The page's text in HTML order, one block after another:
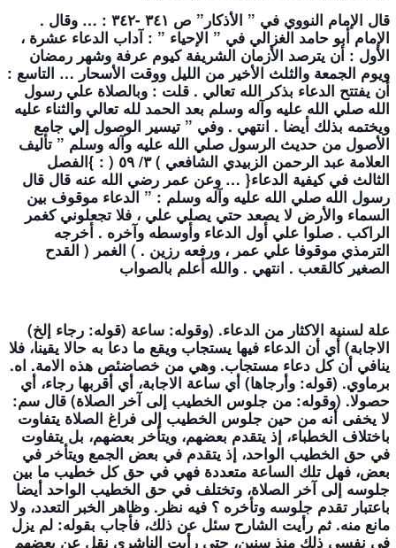
. ﻗﺎﻝ ﺍﻹﻣﺎﻡ ﺍﻟﻨﻮﻭﻱ ﻓﻲ ” ﺍﻷﺫﻛﺎﺭ” ﺹ ٣٤١ -٣٤٢ : … ﻭﻗﺎﻝ
ﺍﻹﻣﺎﻡ ﺃﺑﻮ ﺣﺎﻣﺪ ﺍﻟﻐﺰﺍﻟﻲ ﻓﻲ ” ﺍﻹﺣﻴﺎﺀ ” :ﺁﺩﺍﺏ ﺍﻟﺪﻋﺎﺀ ﻋﺸﺮﺓ ،
ﺍﻷﻭﻝ : ﺃﻥ ﻳﺘﺮﺻﺪ ﺍﻷﺯﻣﺎﻥ ﺍﻟﺸﺮﻳﻔﺔ ﻛﻴﻮﻡ ﻋﺮﻓﺔ ﻭﺷﻬﺮ ﺭﻣﻀﺎﻥ
ﻭﻳﻮﻡ ﺍﻟﺠﻤﻌﺔ ﻭﺍﻟﺜﻠﺚ ﺍﻷﺧﻴﺮ ﻣﻦ ﺍﻟﻠﻴﻞ ﻭﻭﻗﺖ ﺍﻷﺳﺤﺎﺭ … ﺍﻟﺘﺎﺳﻊ :
ﺃﻥ ﻳﻔﺘﺘﺢ ﺍﻟﺪﻋﺎﺀ ﺑﺬﻛﺮ ﺍﻟﻠﻪ ﺗﻌﺎﻟﻲ . ﻗﻠﺖ : ﻭﺑﺎﻟﺼﻼﺓ ﻋﻠﻲ ﺭﺳﻮﻝ
ﺍﻟﻠﻪ ﺻﻠﻲ ﺍﻟﻠﻪ ﻋﻠﻴﻪ ﻭﺁﻟﻪ ﻭﺳﻠﻢ ﺑﻌﺪ ﺍﻟﺤﻤﺪ ﻟﻠﻪ ﺗﻌﺎﻟﻲ ﻭﺍﻟﺜﻨﺎﺀ ﻋﻠﻴﻪ
ﻭﻳﺨﺘﻤﻪ ﺑﺬﻟﻚ ﺃﻳﻀﺎ . ﺍﻧﺘﻬﻲ. ﻭﻓﻲ ” ﺗﻴﺴﻴﺮ ﺍﻟﻮﺻﻮﻝ ﺇﻟﻲ ﺟﺎﻣﻊ
ﺍﻷﺻﻮﻝ ﻣﻦ ﺣﺪﻳﺚ ﺍﻟﺮﺳﻮﻝ ﺻﻠﻲ ﺍﻟﻠﻪ ﻋﻠﻴﻪ ﻭﺁﻟﻪ ﻭﺳﻠﻢ ” ﺗﺄﻟﻴﻒ
ﺍﻟﻌﻼﻣﺔ ﻋﺒﺪ ﺍﻟﺮﺣﻤﻦ ﺍﻟﺰﺑﻴﺪﻱ ﺍﻟﺸﺎﻓﻌﻲ )٣/ ٥٩ ( : }ﺍﻟﻔﺼﻞ
ﺍﻟﺜﺎﻟﺚ ﻓﻲ ﻛﻴﻔﻴﺔ ﺍﻟﺪﻋﺎﺀ{ … ﻭﻋﻦ ﻋﻤﺮ ﺭﺿﻲ ﺍﻟﻠﻪ ﻋﻨﻪ ﻗﺎﻝ ﻗﺎﻝ
ﺭﺳﻮﻝ ﺍﻟﻠﻪ ﺻﻠﻲ ﺍﻟﻠﻪ ﻋﻠﻴﻪ ﻭﺁﻟﻪ ﻭﺳﻠﻢ : ” ﺍﻟﺪﻋﺎﺀ ﻣﻮﻗﻮﻑ ﺑﻴﻦ
ﺍﻟﺴﻤﺎﺀ ﻭﺍﻷﺭﺽ ﻻ ﻳﺼﻌﺪ ﺣﺘﻲ ﻳﺼﻠﻲ ﻋﻠﻲ ، ﻓﻼ ﺗﺠﻌﻠﻮﻧﻲ ﻛﻐﻤﺮ
ﺍﻟﺮﺍﻛﺐ .ﺻﻠﻮﺍ ﻋﻠﻲ ﺃﻭﻝ ﺍﻟﺪﻋﺎﺀ ﻭﺃﻭﺳﻄﻪ ﻭﺁﺧﺮﻩ . ﺃﺧﺮﺟﻪ
ﺍﻟﺘﺮﻣﺬﻱ ﻣﻮﻗﻮﻓﺎ ﻋﻠﻲ ﻋﻤﺮ ، ﻭﺭﻓﻌﻪ ﺭﺯ ﻳﻦ . ) ﺍﻟﻐﻤﺮ ( ﺍﻟﻘﺪﺡ
ﺍﻟﺼﻐﻴﺮ ﻛﺎﻟﻘﻌﺐ . ﺍﻧﺘﻬﻲ . ﻭﺍﻟﻠﻪ ﺃﻋﻠﻢ ﺑﺎﻟﺼﻮﺍﺏ
(قوله: رجاء إلخ) علة لسنية الاكثار من الدعاء. (وقوله: ساعة
الاجابة) أي أن الدعاء فيها يستجاب ويقع ما دعا به حالا يقينا، فلا
ينافي أن كل دعاء مستجاب. وهي من خصاضئص هذه الامة. اه.
برماوي. (قوله: وأرجاها) أي ساعة الاجابة، أي أقربها رجاء، أي
حصولا. (وقوله: من جلوس الخطيب إلى آخر الصلاة) قال سم:
لا يخفى أنه من حين جلوس الخطيب إلى فراغ الصلاة يتفاوت
باختلاف الخطباء، إذ يتقدم بعضهم، ويتأخر بعضهم، بل يتفاوت
في حق الخطيب الواحد، إذ يتقدم في بعض الجمع ويتأخر في
بعض، فهل تلك الساعة متعددة فهي في حق كل خطيب ما بين
جلوسه إلى آخر الصلاة، وتختلف في حق الخطيب الواحد أيضا
باعتبار تقدم جلوسه وتأخره ؟ فيه نظر. وظاهر الخبر التعدد، ولا
مانع منه. ثم رأيت الشارح سئل عن ذلك، فأجاب بقوله: لم يزل
في نفسي ذلك منذ سنين، حتى رأيت الناشري نقل عن بعضهم